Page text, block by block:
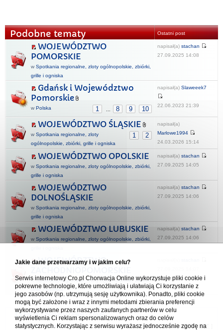
Podobne tematy Ostatni post
WOJEWÓDZTWO
POMORSKIE
w Spotkania regionalne, zloty ogólnopolskie, zbiórki,
grille i ogniska
napisał(a) stachan
27.09.2025 14:08
Gdańsk i Województwo
Pomorskie
1 8 9 10
w Polska
napisał(a) Slaweeek7
22.06.2023 21:39
WOJEWÓDZTWO ŚLĄSKIE
1 2
w Spotkania regionalne, zloty
ogólnopolskie, zbiórki, grille i ogniska
napisał(a)
Marlowe1994
24.03.2026 15:14
WOJEWÓDZTWO OPOLSKIE
w Spotkania regionalne, zloty ogólnopolskie, zbiórki,
grille i ogniska
napisał(a) stachan
27.09.2025 14:05
WOJEWÓDZTWO
DOLNOŚLĄSKIE
w Spotkania regionalne, zloty ogólnopolskie, zbiórki,
grille i ogniska
napisał(a) stachan
27.09.2025 14:06
WOJEWÓDZTWO LUBUSKIE
w Spotkania regionalne, zloty ogólnopolskie, zbiórki,
napisał(a) stachan
27.09.2025 14:06
WOJEWÓDZTWO
wSpotkania regionalne, zloty ogólnopolskie, zbiórki,
grille i ogniska
Forum Chorwacja Online - Cro.pl
Usuń ciasteczka• Strefa czasowa: UTC + 1 (Polska - czas zimowy) [ DST
Jakie dane przetwarzamy i w jakim celu?
Serwis internetowy Cro.pl Chorwacja Online wykorzystuje pliki cookie i
pokrewne technologie, które umożliwiają i ułatwiają Ci korzystanie z
jego zasobów (np. utrzymują sesję użytkownika). Ponadto, pliki cookie
mogą być założone i wraz z innymi metodami zbierania preferencji
wykorzystywane przez naszych zaufanych partnerów w celu
wyświetlenia Ci reklam spersonalizowanych oraz do celów
statystycznych. Korzystając z serwisu wyrażasz jednocześnie zgodę na